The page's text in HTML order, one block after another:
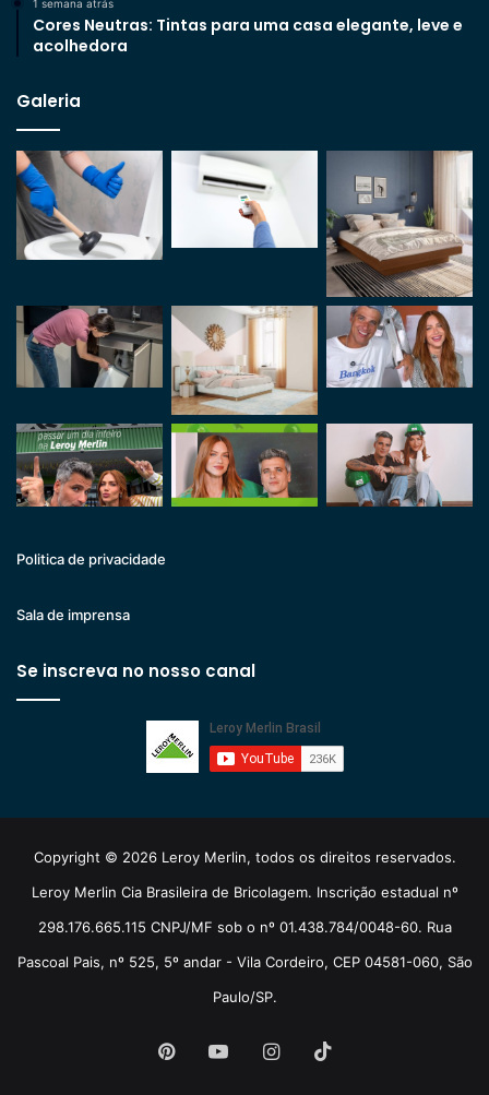
1 semana atrás
Cores Neutras: Tintas para uma casa elegante, leve e
acolhedora
Galeria
Politica de privacidade
Sala de imprensa
Se inscreva no nosso canal
Copyright © 2026 Leroy Merlin, todos os direitos reservados.
Leroy Merlin Cia Brasileira de Bricolagem. Inscrição estadual nº
298.176.665.115 CNPJ/MF sob o nº 01.438.784/0048-60. Rua
Pascoal Pais, nº 525, 5º andar - Vila Cordeiro, CEP 04581-060, São
Paulo/SP.
PinterestYouTubeInstagram